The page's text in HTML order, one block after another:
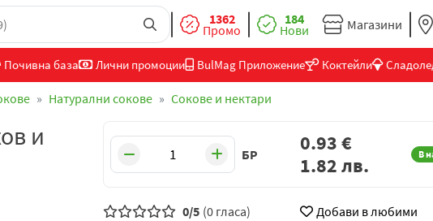
1362
Промо
184
Нови Магазини
Почивна база Лични промоции BulMag Приложение Коктейли
Натурални сокове Сокове и нектари
и
БР В
0.93€
1.82лв.
0/5 (0 гласа) Добави в любими